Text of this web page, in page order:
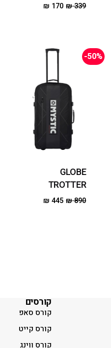
₪339
₪ 170
-50%
GLOBE
TROTTER
₪890
₪ 445
קורסים
קורס סאפ
קורס קייט
קורס ווינג